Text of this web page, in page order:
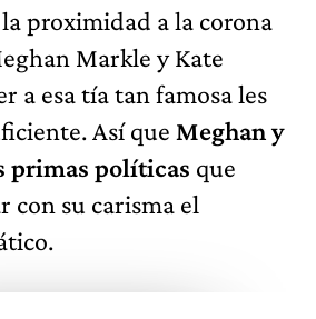
proximidad a la corona
Markle y Kate
a esa tía tan famosa les
Así que Meghan y
primas políticas que
con su carisma el